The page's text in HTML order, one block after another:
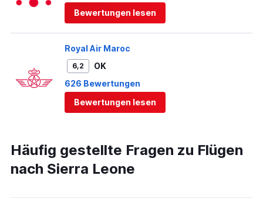
Bewertungen lesen
Royal Air Maroc
6,2
OK
626 Bewertungen
Bewertungen lesen
Häufig gestellte Fragen zu Flügen
nach Sierra Leone